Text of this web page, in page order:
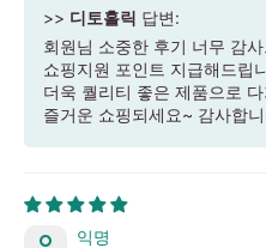
>> 디토홀릭 답변:
회원님 소중한 후기 너무 감
쇼핑지원 포인트 지급해드립
더욱 퀄리티 좋은 제품으로
즐거운 쇼핑되세요~ 감사합
익명